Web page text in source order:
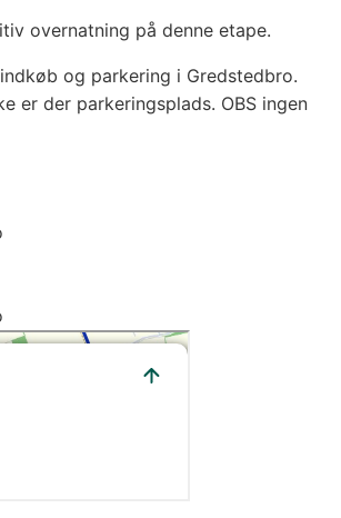
overnatning på denne etape.
og parkering i Gredstedbro.
er der parkeringsplads. OBS ingen